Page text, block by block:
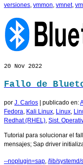
versiones vmmon vmnet,
20 Nov 2022
Fallo de
por J. Carlos | publicado en:
Fedora Kali Linux Linux
Redhat (RHEL) Sist.
Tutorial para solucionar el
mensajes; Sap driver
--noplugin=sap /lib/systemd/